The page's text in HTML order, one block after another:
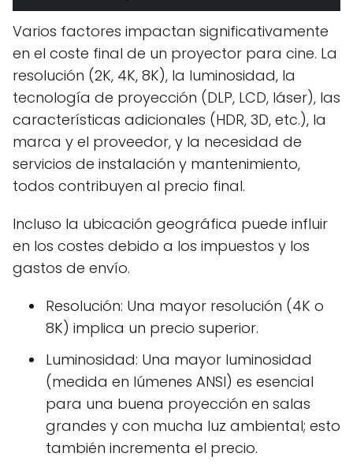
Varios factores impactan significativamente
en el coste final de un proyector para cine. La
resolución (2K, 4K, 8K), la luminosidad, la
tecnología de proyección (DLP, LCD, láser), las
características adicionales (HDR, 3D, etc.), la
marca y el proveedor, y la necesidad de
servicios de instalación y mantenimiento,
todos contribuyen al precio final.
Incluso la ubicación geográfica puede influir
en los costes debido a los impuestos y los
gastos de envío.
Resolución: Una mayor resolución (4K o
8K) implica un precio superior.
Luminosidad: Una mayor luminosidad
(medida en lúmenes ANSI) es esencial
para una buena proyección en salas
grandes y con mucha luz ambiental; esto
también incrementa el precio.